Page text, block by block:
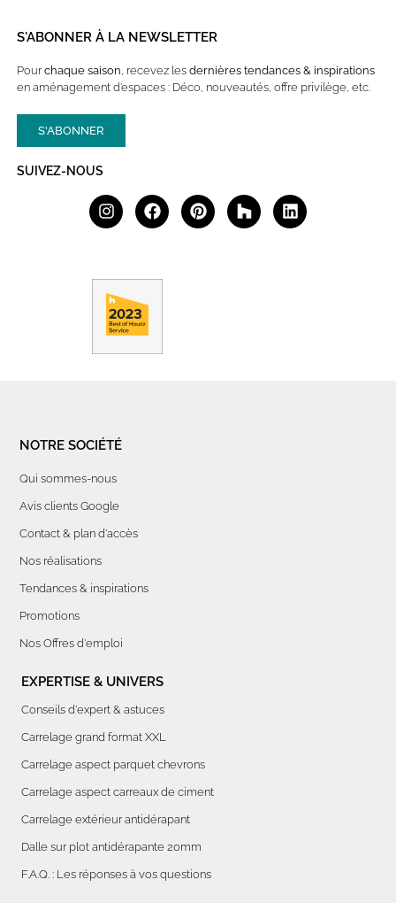
S'ABONNER À LA NEWSLETTER
Pourchaque saison, recevez les dernières tendances & inspirations
en aménagement d’espaces : Déco, nouveautés, offre privilège, etc.
S'ABONNER
SUIVEZ-NOUS
NOTRE SOCIÉTÉ
Qui sommes-nous
Avis clients Google
Contact & plan d'accès
Nos réalisations
Tendances & inspirations
Promotions
Nos Offres d'emploi
EXPERTISE & UNIVERS
Conseils d'expert & astuces
Carrelage grand format XXL
Carrelage aspect parquet chevrons
Carrelage aspect carreaux de ciment
Carrelage extérieur antidérapant
Dalle sur plot antidérapante 20mm
F.A.Q. : Les réponses à vos questions